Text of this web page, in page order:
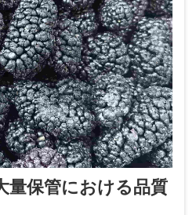
量保管における品質